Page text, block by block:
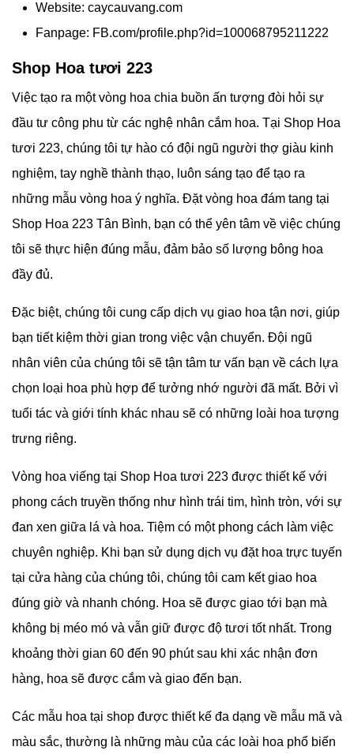
Website: caycauvang.com
Fanpage: FB.com/profile.php?id=100068795211222
Shop Hoa tươi 223
Việc tạo ra một vòng hoa chia buồn ấn tượng đòi hỏi sự
đầu tư công phu từ các nghệ nhân cắm hoa. Tại Shop Hoa
tươi 223, chúng tôi tự hào có đội ngũ người thợ giàu kinh
nghiệm, tay nghề thành thạo, luôn sáng tạo để tạo ra
những mẫu vòng hoa ý nghĩa. Đặt vòng hoa đám tang tại
Shop Hoa 223 Tân Bình, bạn có thể yên tâm về việc chúng
tôi sẽ thực hiện đúng mẫu, đảm bảo số lượng bông hoa
đầy đủ.
Đặc biệt, chúng tôi cung cấp dịch vụ giao hoa tận nơi, giúp
bạn tiết kiệm thời gian trong việc vận chuyển. Đội ngũ
nhân viên của chúng tôi sẽ tận tâm tư vấn bạn về cách lựa
chọn loại hoa phù hợp để tưởng nhớ người đã mất. Bởi vì
tuổi tác và giới tính khác nhau sẽ có những loài hoa tượng
trưng riêng.
Vòng hoa viếng tại Shop Hoa tươi 223 được thiết kế với
phong cách truyền thống như hình trái tim, hình tròn, với sự
đan xen giữa lá và hoa. Tiệm có một phong cách làm việc
chuyên nghiệp. Khi bạn sử dụng dịch vụ đặt hoa trực tuyến
tại cửa hàng của chúng tôi, chúng tôi cam kết giao hoa
đúng giờ và nhanh chóng. Hoa sẽ được giao tới bạn mà
không bị méo mó và vẫn giữ được độ tươi tốt nhất. Trong
khoảng thời gian 60 đến 90 phút sau khi xác nhận đơn
hàng, hoa sẽ được cắm và giao đến bạn.
Các mẫu hoa tại shop được thiết kế đa dạng về mẫu mã và
màu sắc, thường là những màu của các loài hoa phổ biến